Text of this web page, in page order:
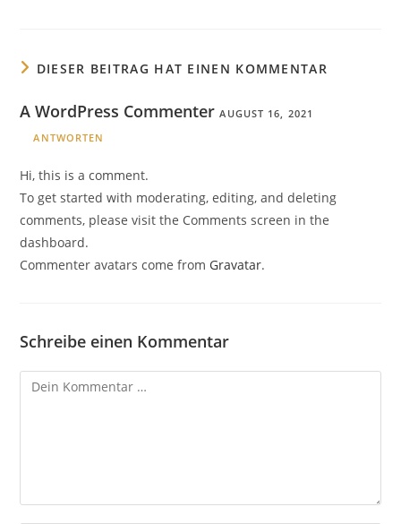
DIESER BEITRAG HAT EINEN KOMMENTAR
A WordPress Commenter AUGUST 16, 2021
ANTWORTEN
Hi, this is a comment.
To get started with moderating, editing, and deleting
comments, please visit the Comments screen in the
dashboard.
Commenter avatars come from Gravatar.
Schreibe einen Kommentar
Kommentar